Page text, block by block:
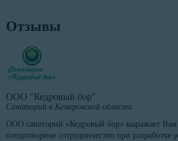
Отзывы
ООО "Кедровый бор"
Санаторий в Кемеровской области
ООО санаторий «Кедровый бор» выражает Вам
плодотворное сотрудничество при разработке